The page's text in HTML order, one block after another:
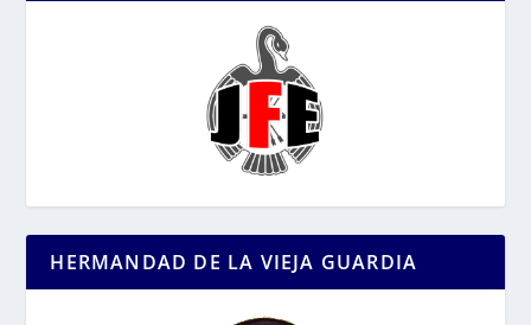
HERMANDAD DE LA VIEJA GUARDIA